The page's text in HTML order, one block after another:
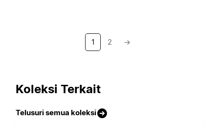
1 2 →
Koleksi Terkait
Telusuri semua koleksi